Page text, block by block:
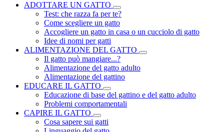
ADOTTARE UN GATTO
Test: che razza fa per te?
Come scegliere un gatto
Accogliere un gatto in casa o un cucciolo di gatto
Idee di nomi per gatti
ALIMENTAZIONE DEL GATTO
Il gatto può mangiare...?
Alimentazione del gatto adulto
Alimentazione del gattino
EDUCARE IL GATTO
Educazione di base del gattino e del gatto adulto
Problemi comportamentali
CAPIRE IL GATTO
Cosa sapere sui gatti